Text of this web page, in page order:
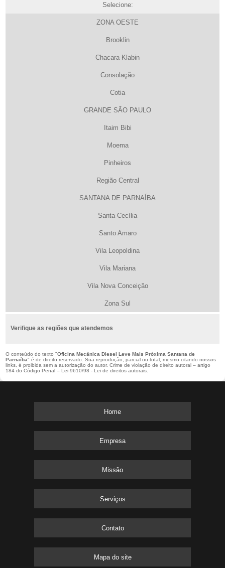
Selecione:
ZONA OESTE
Brooklin
Chacara Klabin
Consolação
Cotia
GRANDE SÃO PAULO
Itaim Bibi
Moema
Pinheiros
Região Central
SANTANA DE PARNAÍBA
Santa Cecília
Santo Amaro
Vila Leopoldina
Vila Mariana
Vila Nova Conceição
Zona Sul
Verifique as regiões que atendemos
O conteúdo do texto "Oficina Mecânica Diesel Leve Mais Próxima Santana de
Parnaíba" é de direito reservado. Sua reprodução, parcial ou total, mesmo citando nossos
links, é proibida sem a autorização do autor. Crime de violação de direito autoral – artigo
184 do Código Penal –Lei 9610/98 - Lei de direitos autorais
Home
Empresa
Missão
Serviços
Contato
Mapa do site